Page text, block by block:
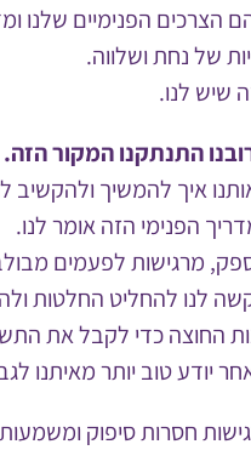
הצרכים הפנימיים שלנו
של נחת ושלווה.
שיש לנו.
התנתקנו המקור הזה.
איך להמשיך ולהקשיב
הפנימי הזה אומר לנו.
מרגישות לפעמים
קשה לנו להחליט החלטות
החוצה כדי לקבל את
יודע טוב יותר מאיתנו
חסרות סיפוק